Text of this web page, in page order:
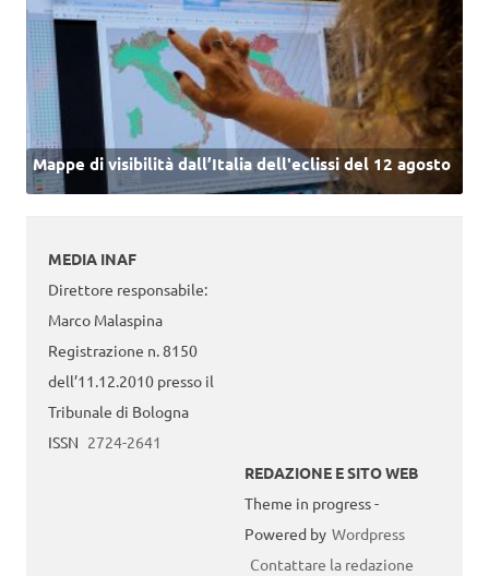
Mappe di visibilità dall’Italia dell'eclissi del 12 agosto
MEDIA INAF
Direttore responsabile:
Marco Malaspina
Registrazione n. 8150
dell’11.12.2010 presso il
Tribunale di Bologna
ISSN 2724-2641
REDAZIONE E SITO WEB
Theme in progress -
Powered by Wordpress
Contattare la redazione